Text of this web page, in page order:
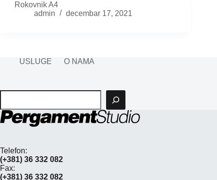
Rokovnik A4
admin
decembar 17, 2021
USLUGE O NAMA
Pretraga
Telefon:
(+381) 36 332 082
Fax:
(+381) 36 332 082